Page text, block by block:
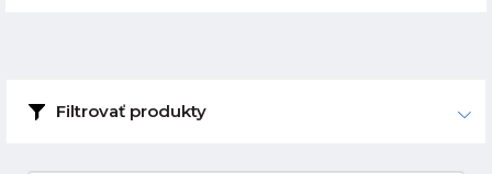
Filtrovať produkty